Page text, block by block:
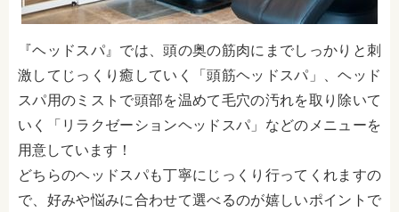
『ヘッドスパ』では、頭の奥の筋肉にまでしっかりと刺
激してじっくり癒していく「頭筋ヘッドスパ」、ヘッド
スパ用のミストで頭部を温めて毛穴の汚れを取り除いて
いく「リラクゼーションヘッドスパ」などのメニューを
用意しています！
どちらのヘッドスパも丁寧にじっくり行ってくれますの
で、好みや悩みに合わせて選べるのが嬉しいポイントで